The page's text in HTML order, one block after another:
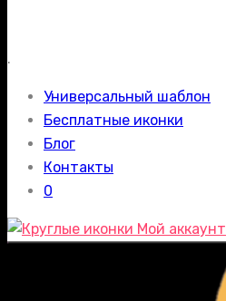
.
Универсальный шаблон
Бесплатные иконки
Блог
Контакты
0
Мой аккаунт